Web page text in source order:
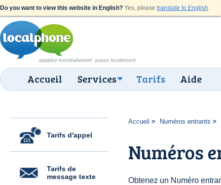
Do you want to view this website in English? Yes, please translate to English.
Accueil Services Tarifs Aide
Tarifs d'appel
Tarifs de
message texte
Accueil Numéros entrants
Numéros
Obtenez un Numéro